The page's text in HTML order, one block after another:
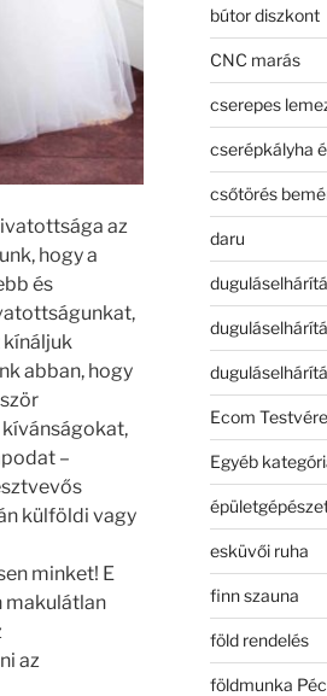
az
hogy a
és
kínáljuk
abban, hogy
–
külföldi vagy
minket! E
makulátlan
az
bútor diszkont
CNC marás
cserepes
cserépkályha
csőtörés
daru
Ecom
Egyéb
esküvői ruha
finn szauna
föld rendelés
földmunka